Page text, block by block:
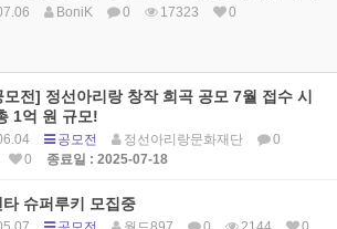
BoniK 0 17323 0
전] 정선아리랑 창작 희곡 공모 7월 접수 시
1억 원 규모!
공모전 정선아리랑문화재단
0
0 종료일 : 2025-07-18
슈퍼루키 모집중